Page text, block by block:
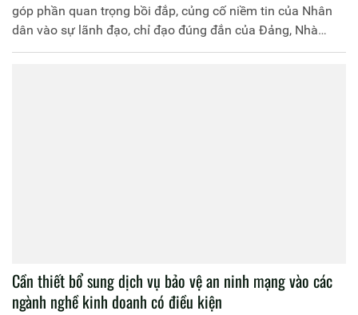
góp phần quan trọng bồi đắp, củng cố niềm tin của Nhân
dân vào sự lãnh đạo, chỉ đạo đúng đắn của Đảng, Nhà
nước và tương lai tươi sáng của đất nước.
Cần thiết bổ sung dịch vụ bảo vệ an ninh mạng vào các
ngành nghề kinh doanh có điều kiện